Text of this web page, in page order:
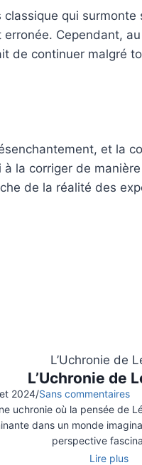
qui
Cependant,
de continuer malgré
et la
la corriger de
de la réalité des
L’Uchronie de
2024/Sans commentaires
uchronie où la pensée de
dans un monde
perspective
Lire plus